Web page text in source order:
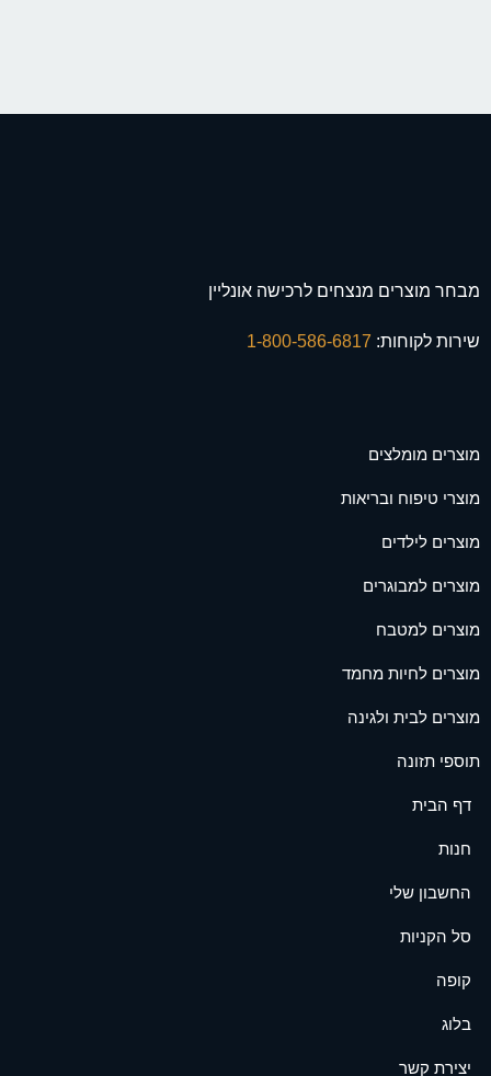
מבחר מוצרים מנצחים לרכישה אונליין
שירות לקוחות:
מוצרים מומלצים
מוצרי טיפוח ובריאות
מוצרים לילדים
מוצרים למבוגרים
מוצרים למטבח
מוצרים לחיות מחמד
מוצרים לבית ולגינה
תוספי תזונה
דף הבית
חנות
החשבון שלי
סל הקניות
קופה
בלוג
יצירת קשר